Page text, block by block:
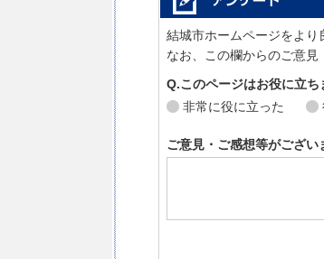
結城市ホームページをより
なお、この欄からのご意見
Q.このページはお役に立ち
非常に役に立った
ご意見・ご感想等がござい